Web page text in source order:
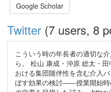
Google Scholar
Twitter (7 users, 8
こういう時の年長者の適切な
ら。 松山 康成・沖原 総太・
おける集団随伴性を含む介入
ぼす効果の検討――授業開始時